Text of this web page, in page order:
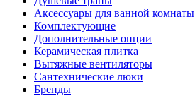
Аксессуары для ванной комнаты
Комплектующие
Дополнительные опции
Керамическая плитка
Вытяжные вентиляторы
Сантехнические люки
Бренды